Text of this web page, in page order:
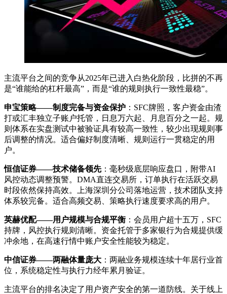
主流平台之间的竞争从2025年已进入白热化阶段，比拼的不再
是“谁能给的杠杆最高”，而是“谁的规则执行一致性最稳”。
申宝策略——制度完备与资金保护 ：SFC牌照，客户资金由渣
打或汇丰独立子账户托管，日息万六起、月息百分之一起。规
则体系在实盘测试中被验证具有较高一致性，较少出现规则事
后调整的情况。适合偏好制度清晰、规则运行一贯稳定的用
户。
恒信证券——技术储备领先：毫秒级底层响应盘口，附带AI
风控动态调整预警。DMA直连交易所，订单执行在活跃交易
时段依然保持高效。上海深圳分公司落地运营，技术团队支持
体系较完备。适合高频交易、策略执行速度要求高的用户。
英赫优配——用户规模与合规平衡 ：会员用户超十五万，SFC
持牌，风控执行规则清晰。资金托管于多家银行为合规提供缓
冲余地，在高速行情中账户安全性能较为稳定。
中信证券——两融体量庞大 ：两融业务规模连续十年居行业首
位，系统稳定性与执行力经年累月验证。
主流平台的排名决定了用户资产安全的第一道防线。关于线上